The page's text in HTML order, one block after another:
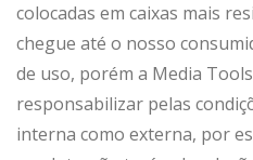
colocadas em caixas mais
chegue até o nosso
de uso, porém a Media
responsabilizar pelas
interna como externa, por